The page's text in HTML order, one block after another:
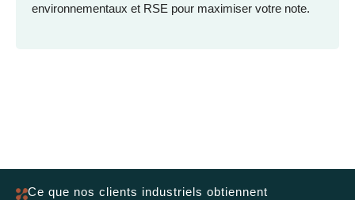
environnementaux et RSE pour maximiser votre note.
Ce que nos clients industriels obtiennent